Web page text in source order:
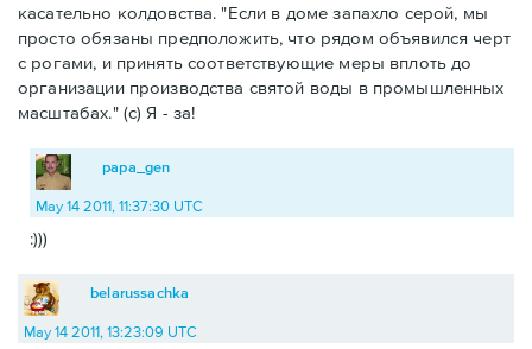
касательно колдовства. "Если в доме запахло серой, мы
просто обязаны предположить, что рядом объявился черт
с рогами, и принять соответствующие меры вплоть до
организации производства святой воды в промышленных
масштабах." (с) Я - за!
papa_gen
May 14 2011, 11:37:30 UTC
:)))
belarussachka
May 14 2011, 13:23:09 UTC